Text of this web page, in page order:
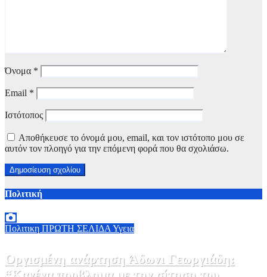
Όνομα *
Email *
Ιστότοπος
Αποθήκευσε το όνομά μου, email, και τον ιστότοπο μου σε
αυτόν τον πλοηγό για την επόμενη φορά που θα σχολιάσω.
Πολιτική
Πολιτικη ΠΡΩΤΗ ΣΕΛΙΔΑ Υγεια
Οργισμένη ανάρτηση Άδωνι Γεωργιάδη: